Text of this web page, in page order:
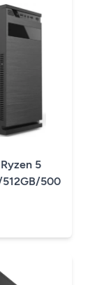
5
500W